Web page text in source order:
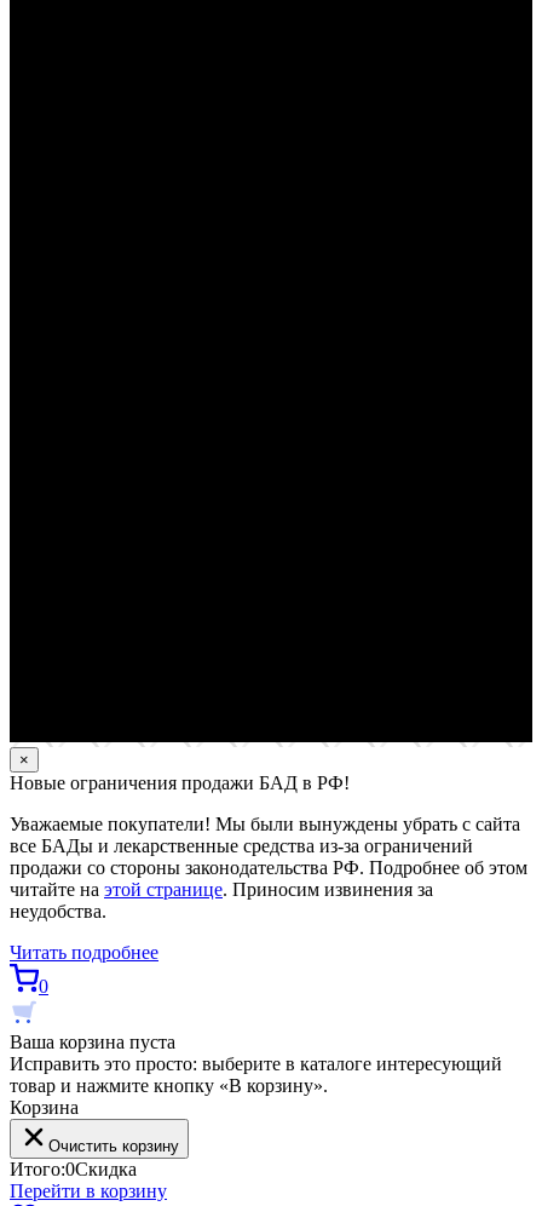
×
Новые ограничения продажи БАД в РФ!
Уважаемые покупатели! Мы были вынуждены убрать с сайта
все БАДы и лекарственные средства из-за ограничений
продажи со стороны законодательства РФ. Подробнее об этом
читайте на этой странице. Приносим извинения за
неудобства.
Читать подробнее
0
Ваша корзина пуста
Исправить это просто: выберите в каталоге интересующий
товар и нажмите кнопку «В корзину».
Корзина
Очистить корзину
Итого:0Скидка
Перейти в корзину